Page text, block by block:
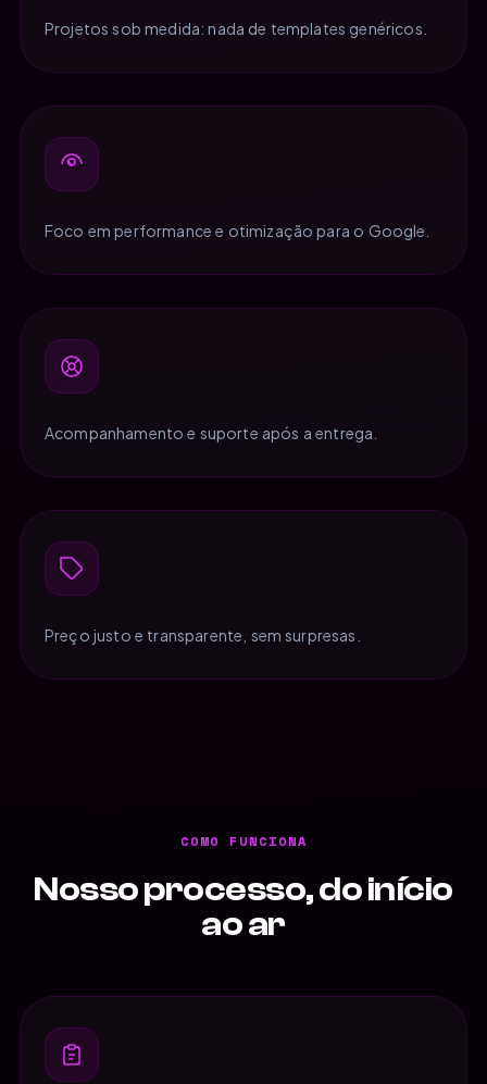
Projetos sob medida: nada de templates genéricos.
Foco em performance e otimização para o Google.
Acompanhamento e suporte após a entrega.
Preço justo e transparente, sem surpresas.
COMO FUNCIONA
Nosso processo, do início
ao ar